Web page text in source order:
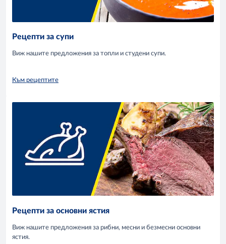
Рецепти за супи
Виж нашите предложения за топли и студени супи.
Към рецептите
Рецепти за основни ястия
Виж нашите предложения за рибни, месни и безмесни основни
ястия.